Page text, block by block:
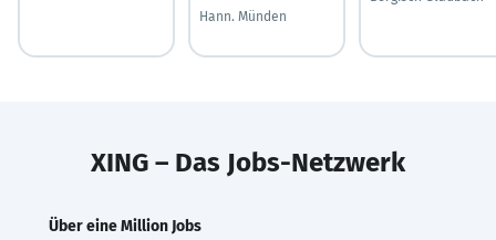
Hann. Münden
XING – Das Jobs-Netzwerk
Über eine Million Jobs